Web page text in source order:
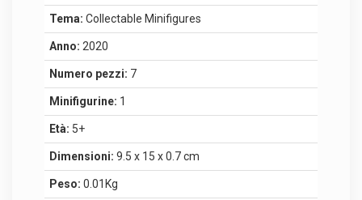
Tema: Collectable Minifigures
Anno: 2020
Numero pezzi: 7
Minifigurine: 1
Età: 5+
Dimensioni: 9.5 x 15 x 0.7 cm
Peso: 0.01Kg